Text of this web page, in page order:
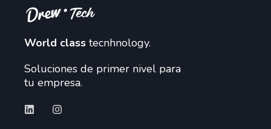
World class tecnhnology.
Soluciones de primer nivel para
tu empresa.